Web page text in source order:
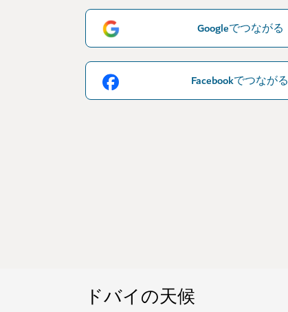
Googleでつながる
Facebookでつながる
ドバイの天候